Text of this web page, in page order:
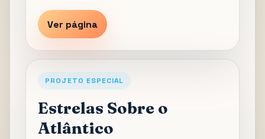
Ver página
PROJETO ESPECIAL
Estrelas Sobre o
Atlântico